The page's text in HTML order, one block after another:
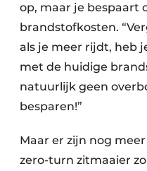
op, maar je bespaart
brandstofkosten.
als je meer rijdt, heb
met de huidige
natuurlijk geen
besparen!”
Maar er zijn nog
zero-turn zitmaaier zo